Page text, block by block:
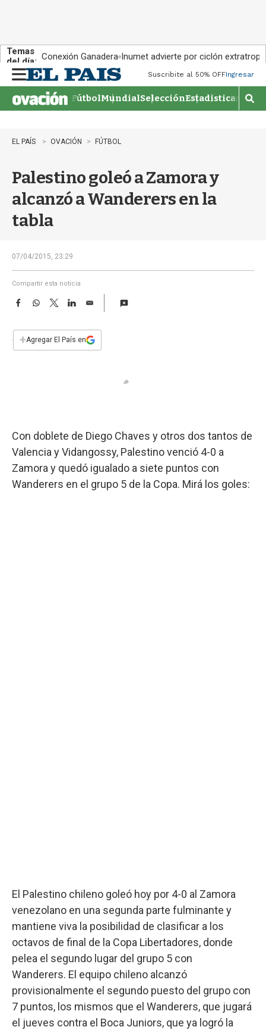
Temas
del día: Conexión Ganadera Inumet advierte por ciclón
n
u
Suscribite al 50% OFFIngresar
FútbolMundialSelecciónEstadisticas
M
o
a
EL PAÍS OVACIÓN FÚTBOL
Palestino goleó a Zamora y
alcanzó a Wanderers en la
tabla
07/04/2015, 23:29
Compartir esta noticia
F
e
b
W
s
T
w
t
L
E
i
l
+Agregar El País en
Con doblete de Diego Chaves y otros dos tantos de
Valencia y Vidangossy, Palestino venció 4-0 a
Zamora y quedó igualado a siete puntos con
Wanderers en el grupo 5 de la Copa. Mirá los goles:
El Palestino chileno goleó hoy por 4-0 al Zamora
venezolano en una segunda parte fulminante y
mantiene viva la posibilidad de clasificar a los
octavos de final de la Copa Libertadores, donde
pelea el segundo lugar del grupo 5 con
Wanderers. El equipo chileno alcanzó
provisionalmente el segundo puesto del grupo con
7 puntos, los mismos que el Wanderers, que jugará
el jueves contra el Boca Juniors, que ya logró la